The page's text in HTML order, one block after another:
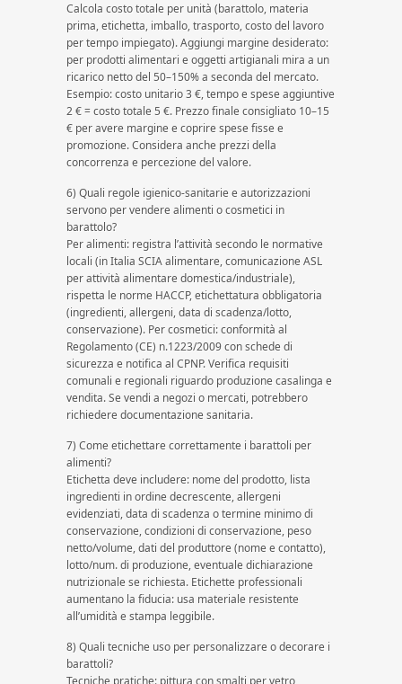
Calcola costo totale per unità (barattolo, materia
prima, etichetta, imballo, trasporto, costo del lavoro
per tempo impiegato). Aggiungi margine desiderato:
per prodotti alimentari e oggetti artigianali mira a un
ricarico netto del 50–150% a seconda del mercato.
Esempio: costo unitario 3 €, tempo e spese aggiuntive
2 € = costo totale 5 €. Prezzo finale consigliato 10–15
€ per avere margine e coprire spese fisse e
promozione. Considera anche prezzi della
concorrenza e percezione del valore.
6) Quali regole igienico-sanitarie e autorizzazioni
servono per vendere alimenti o cosmetici in
barattolo?
Per alimenti: registra l’attività secondo le normative
locali (in Italia SCIA alimentare, comunicazione ASL
per attività alimentare domestica/industriale),
rispetta le norme HACCP, etichettatura obbligatoria
(ingredienti, allergeni, data di scadenza/lotto,
conservazione). Per cosmetici: conformità al
Regolamento (CE) n.1223/2009 con schede di
sicurezza e notifica al CPNP. Verifica requisiti
comunali e regionali riguardo produzione casalinga e
vendita. Se vendi a negozi o mercati, potrebbero
richiedere documentazione sanitaria.
7) Come etichettare correttamente i barattoli per
alimenti?
Etichetta deve includere: nome del prodotto, lista
ingredienti in ordine decrescente, allergeni
evidenziati, data di scadenza o termine minimo di
conservazione, condizioni di conservazione, peso
netto/volume, dati del produttore (nome e contatto),
lotto/num. di produzione, eventuale dichiarazione
nutrizionale se richiesta. Etichette professionali
aumentano la fiducia: usa materiale resistente
all’umidità e stampa leggibile.
8) Quali tecniche uso per personalizzare o decorare i
barattoli?
Tecniche pratiche: pittura con smalti per vetro,